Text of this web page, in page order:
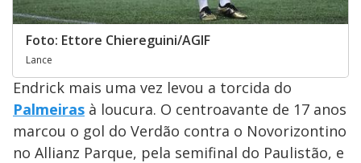
Foto: Ettore Chiereguini/AGIF
Lance
Endrick mais uma vez levou a torcida do
Palmeiras à loucura. O centroavante de 17 anos
marcou o gol do Verdão contra o Novorizontino
no Allianz Parque, pela semifinal do Paulistão, e